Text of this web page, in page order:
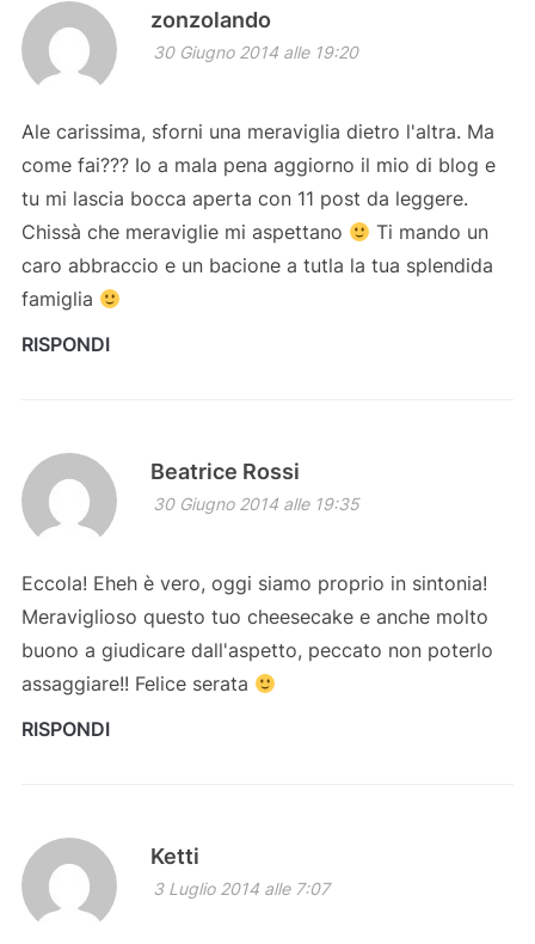
zonzolando
30 Giugno 2014 alle 19:20
Ale carissima, sforni una meraviglia dietro l'altra. Ma
come fai??? Io a mala pena aggiorno il mio di blog e
tu mi lascia bocca aperta con 11 post da leggere.
Chissà che meraviglie mi aspettano
Ti mando un
caro abbraccio e un bacione a tutla la tua splendida
famiglia
RISPONDI
Beatrice Rossi
30 Giugno 2014 alle 19:35
Eccola! Eheh è vero, oggi siamo proprio in sintonia!
Meraviglioso questo tuo cheesecake e anche molto
buono a giudicare dall'aspetto, peccato non poterlo
assaggiare!! Felice serata
RISPONDI
Ketti
3 Luglio 2014 alle 7:07